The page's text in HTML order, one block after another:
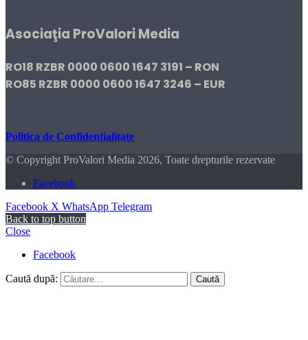
Asociaţia ProValori Media
RO18 RZBR 0000 0600 1647 3191 – RON
RO85 RZBR 0000 0600 1647 3246 – EUR
Politica de Confidențialitate
© Copyright ProValori Media 2026, Toate drepturile rezervate
Facebook
Facebook X WhatsApp Telegram
Back to top button
Close
Facebook
Caută după: